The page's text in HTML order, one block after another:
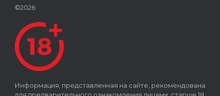
©2026
Информация, представленная на сайте, рекомендована